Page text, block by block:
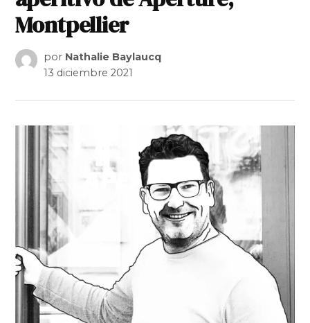
Montpellier
por Nathalie Baylaucq
13 diciembre 2021